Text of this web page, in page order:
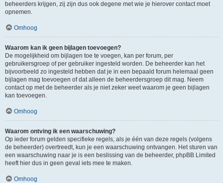
beheerders krijgen, zij zijn dus ook degene met wie je hierover contact moet
opnemen.
Omhoog
Waarom kan ik geen bijlagen toevoegen?
De mogelijkheid om bijlagen toe te voegen, kan per forum, per
gebruikersgroep of per gebruiker ingesteld worden. De beheerder kan het
bijvoorbeeld zo ingesteld hebben dat je in een bepaald forum helemaal geen
bijlagen mag toevoegen of dat alleen de beheerdersgroep dit mag. Neem
contact op met de beheerder als je niet zeker weet waarom je geen bijlagen
kan toevoegen.
Omhoog
Waarom ontving ik een waarschuwing?
Op ieder forum gelden specifieke regels, als je één van deze regels (volgens
de beheerder) overtreedt, kun je een waarschuwing ontvangen. Het sturen van
een waarschuwing naar je is een beslissing van de beheerder, phpBB Limited
heeft hier dus in geen geval iets mee te maken.
Omhoog